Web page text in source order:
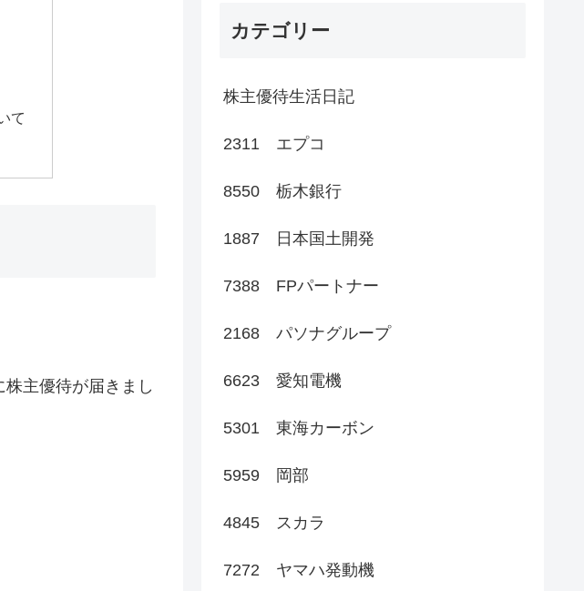
て
主優待が届きまし
カテゴリー
株主優待生活日記
2311 エプコ
8550 栃木銀行
1887 日本国土開発
7388 FPパートナー
2168 パソナグループ
6623 愛知電機
5301 東海カーボン
5959 岡部
4845 スカラ
7272 ヤマハ発動機